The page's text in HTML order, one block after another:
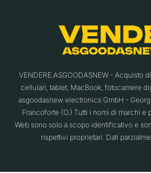
VENDERE.ASGOODASNEW - Acquisto
cellulari, tablet, MacBook, fotocamere
asgoodasnew electronics GmbH -
Francoforte (O.) Tutti i nomi di marchi e
Web sono solo a scopo identificativo e
rispettivi proprietari. Dati